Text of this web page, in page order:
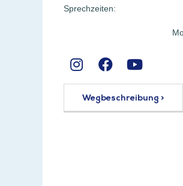
Sprechzeiten:
Wegbeschreibung >